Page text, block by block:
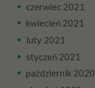
czerwiec 2021
kwiecień 2021
luty 2021
styczeń 2021
październik 2020